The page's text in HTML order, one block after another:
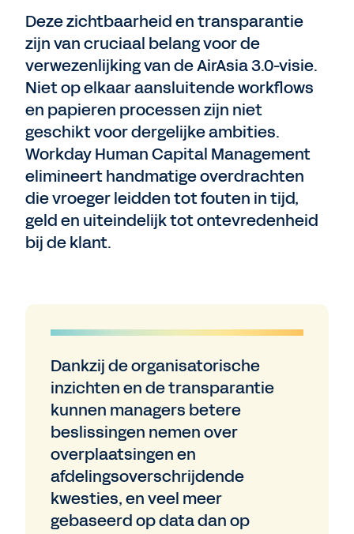
Deze zichtbaarheid en transparantie
zijn van cruciaal belang voor de
verwezenlijking van de AirAsia 3.0-visie.
Niet op elkaar aansluitende workflows
en papieren processen zijn niet
geschikt voor dergelijke ambities.
Workday Human Capital Management
elimineert handmatige overdrachten
die vroeger leidden tot fouten in tijd,
geld en uiteindelijk tot ontevredenheid
bij de klant.
Dankzij de organisatorische
inzichten en de transparantie
kunnen managers betere
beslissingen nemen over
overplaatsingen en
afdelingsoverschrijdende
kwesties, en veel meer
gebaseerd op data dan op